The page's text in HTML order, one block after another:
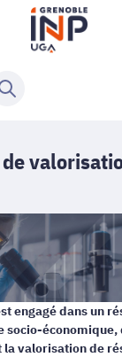
engagé dans un
socio-
valorisation de